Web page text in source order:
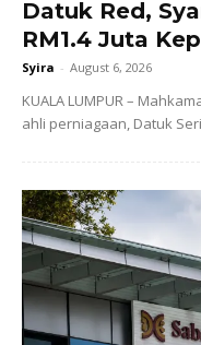
Datuk Red,
RM1.4 Juta
Syira - August 6, 2026
KUALA LUMPUR –
ahli perniagaan, Datuk